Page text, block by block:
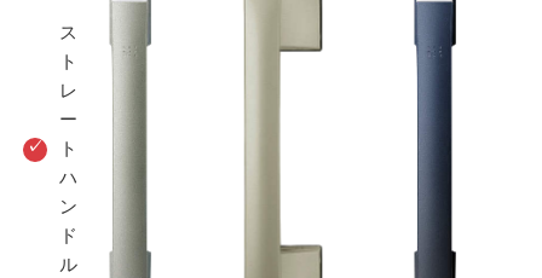
ス
ト
レ
ー
ト
ハ
ン
ド
ル